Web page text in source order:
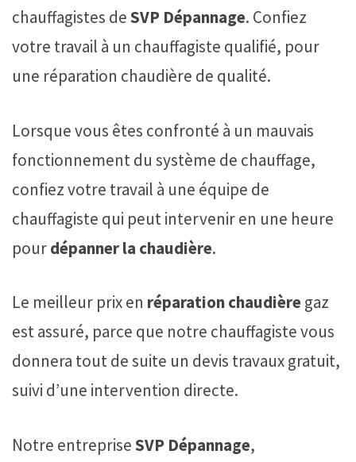
chauffagistes deSVP Dépannage. Confiez
votre travail à un chauffagiste qualifié, pour
une réparation chaudière de qualité.
Lorsque vous êtes confronté à un mauvais
fonctionnement du système de chauffage,
confiez votre travail à une équipe de
chauffagiste qui peut intervenir en une heure
pourdépanner la chaudière.
Le meilleur prix en réparation chaudièregaz
est assuré, parce que notre chauffagiste vous
donnera tout de suite un devis travaux gratuit,
suivi d’une intervention directe.
Notre entrepriseSVP Dépannage,